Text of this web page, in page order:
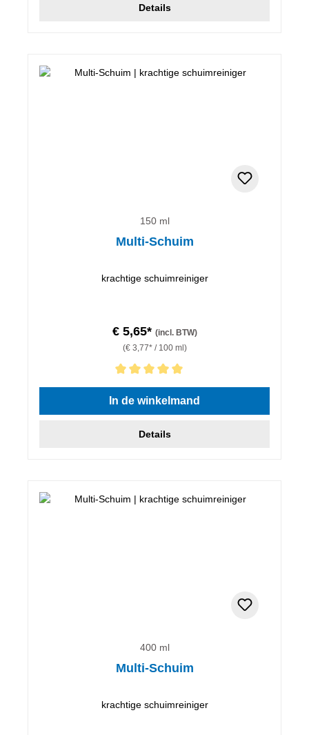
Details
150 ml
Multi-Schuim
krachtige schuimreiniger
€ 5,65* (incl. BTW)
(€ 3,77* / 100 ml)
Gemiddelde waardering van 5 van 5 sterren
In de winkelmand
Details
400 ml
Multi-Schuim
krachtige schuimreiniger